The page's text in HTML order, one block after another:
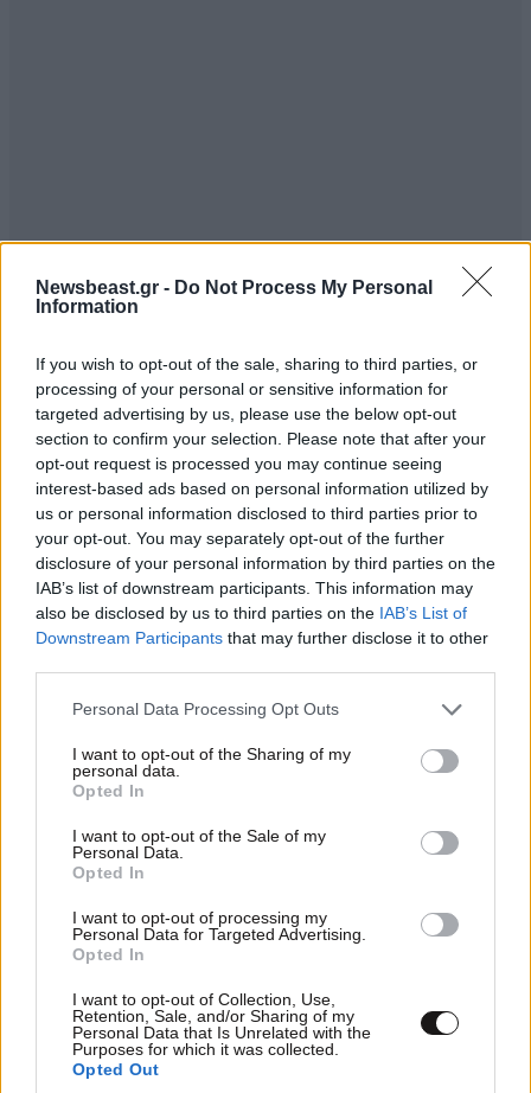
Newsbeast.gr - Do Not Process My Personal
Information
If you wish to opt-out of the sale, sharing to third parties, or
processing of your personal or sensitive information for
targeted advertising by us, please use the below opt-out
section to confirm your selection. Please note that after your
opt-out request is processed you may continue seeing
interest-based ads based on personal information utilized by
us or personal information disclosed to third parties prior to
your opt-out. You may separately opt-out of the further
disclosure of your personal information by third parties on the
IAB’s list of downstream participants. This information may
also be disclosed by us to third parties on the IAB’s List of
Downstream Participants that may further disclose it to other
Please note that this website/app uses one or more Google
not limited to your visit or usage behaviour. You may click to
grant or deny consent to Google and its third-party tags to
use your data for below specified purposes in below Google
consent section.
Personal Data Processing Opt Outs
I want to opt-out of the Sharing of my
personal data.
Opted In
I want to opt-out of the Sale of my
Personal Data.
Opted In
I want to opt-out of processing my
Personal Data for Targeted Advertising.
Opted In
I want to opt-out of Collection, Use,
Retention, Sale, and/or Sharing of my
Personal Data that Is Unrelated with the
Purposes for which it was collected.
Opted Out
LIFESTYLE08·08·2026 19:12
Εριέττα Κούρκουλου – Τα 33α γενέθλια και τα
ευτυχίας δεδομένη»